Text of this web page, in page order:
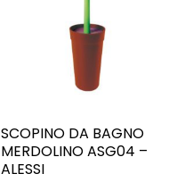
SCOPINO DA BAGNO
MERDOLINO ASG04 –
ALESSI